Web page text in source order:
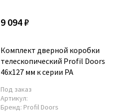
9 094 ₽
Комплект дверной коробки
телескопический Profil Doors
46x127 мм к серии PA
Под заказ
Артикул:
Бренд: Profil Doors